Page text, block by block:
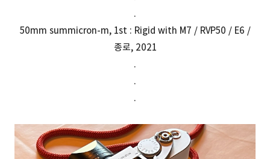
.
50mm summicron-m, 1st : Rigid with M7 / RVP50 / E6 /
종로, 2021
.
.
.